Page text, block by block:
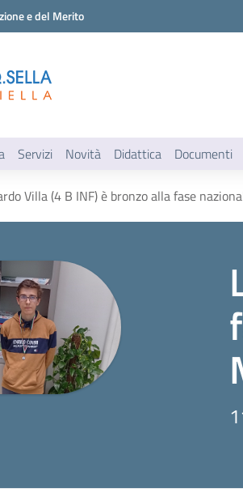
e del Merito
Servizi Novità Didattica Documenti
Villa (4 B INF) è bronzo alla fase